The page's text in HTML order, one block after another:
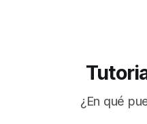
¿En qué